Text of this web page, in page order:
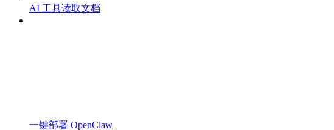
AI 工具读取文档
一键部署 OpenClaw